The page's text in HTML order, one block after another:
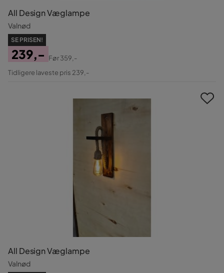
All Design Væglampe
Valnød
SE PRISEN!
Pris
239,-
Original
Før359,-
Tidligere laveste pris 239,-
All Design Væglampe
Valnød